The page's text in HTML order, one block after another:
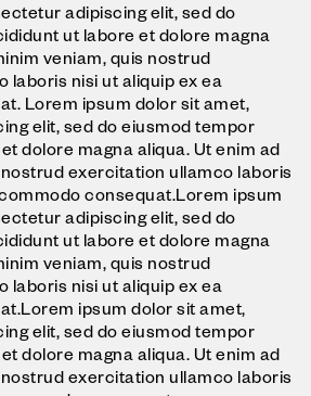
adipiscing elit, sed do
ut labore et dolore magna
veniam, quis nostrud
laboris nisi ut aliquip ex ea
Lorem ipsum dolor sit amet,
elit, sed do eiusmod tempor
dolore magna aliqua. Ut enim ad
exercitation ullamco laboris
consequat.Lorem ipsum
adipiscing elit, sed do
ut labore et dolore magna
veniam, quis nostrud
laboris nisi ut aliquip ex ea
ipsum dolor sit amet,
elit, sed do eiusmod tempor
dolore magna aliqua. Ut enim ad
exercitation ullamco laboris